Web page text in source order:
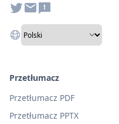
Przetłumacz
Przetłumacz PDF
Przetłumacz PPTX